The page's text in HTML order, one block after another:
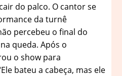
do palco. O cantor se
da turnê
percebeu o final do
queda. Após o
o show para
bateu a cabeça, mas ele